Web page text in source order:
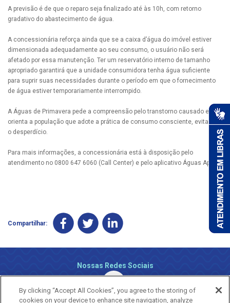
A previsão é de que o reparo seja finalizado até às 10h, com retorno
gradativo do abastecimento de água.
A concessionária reforça ainda que se a caixa d’água do imóvel estiver
dimensionada adequadamente ao seu consumo, o usuário não será
afetado por essa manutenção. Ter um reservatório interno de tamanho
apropriado garantirá que a unidade consumidora tenha água suficiente
para suprir suas necessidades durante o período em que o fornecimento
de água estiver temporariamente interrompido.
A Águas de Primavera pede a compreensão pelo transtorno causado e
orienta a população que adote a prática de consumo consciente, evitando
o desperdício.
Para mais informações, a concessionária está à disposição pelo
atendimento no 0800 647 6060 (Call Center) e pelo aplicativo Águas App.
Compartilhar:
Nossas Redes Sociais
By clicking “Accept All Cookies”, you agree to the storing of
cookies on your device to enhance site navigation, analyze